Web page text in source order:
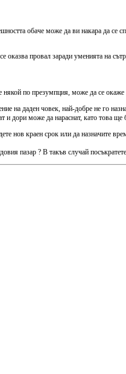
обаче може да ви накара да
провал заради уменията на
някой по презумпция, може да се
на даден човек, най-добре не го
и дори може да нараснат, като това
нов краен срок или да назначите
пазар ? В такъв случай